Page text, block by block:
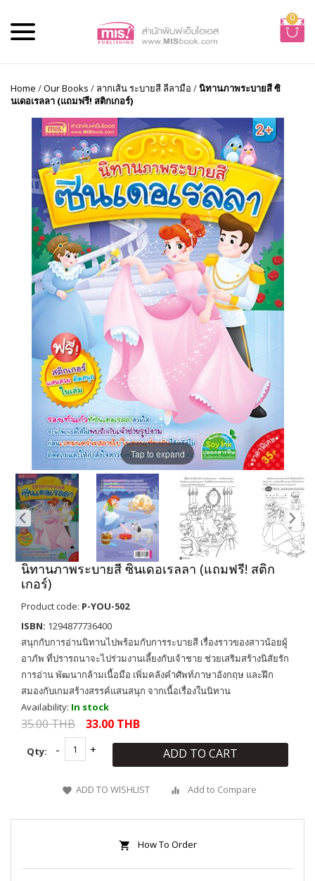
0
Home /Our Books / ลากเส้น ระบายสี ลีลามือ /นิทานภาพระบายสี ซิ
นเดอเรลลา (แถมฟรี! สติกเกอร์)
Tap to expand
นิทานภาพระบายสี ซินเดอเรลลา (แถมฟรี! สติก
เกอร์)
Product code: P-YOU-502
ISBN: 1294877736400
สนุกกับการอ่านนิทานไปพร้อมกับการระบายสี เรื่องราวของสาวน้อยผู้
อาภัพ ที่ปรารถนาจะไปร่วมงานเลี้ยงกับเจ้าชาย ช่วยเสริมสร้างนิสัยรัก
การอ่าน พัฒนากล้ามเนื้อมือ เพิ่มคลังคำศัพท์ภาษาอังกฤษ และฝึก
สมองกับเกมสร้างสรรค์แสนสนุก จากเนื้อเรื่องในนิทาน
Availability: In stock
35.00 THB 33.00 THB
Qty: ADD TO CART
ADD TO WISHLIST Add to Compare
How To Order